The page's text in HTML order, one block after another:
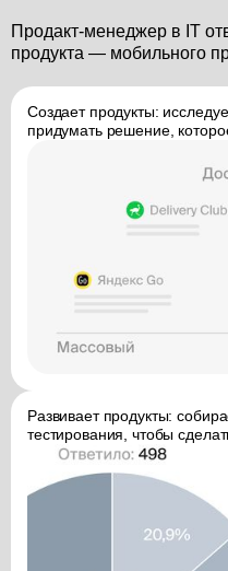
Продакт-менеджер в IT
продукта — мобильного
Создает продукты:
придумать решение,
Развивает продукты:
тестирования, чтобы